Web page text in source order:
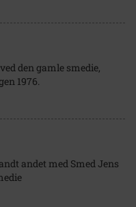
den gamle smedie,
1976.
andet med Smed Jens